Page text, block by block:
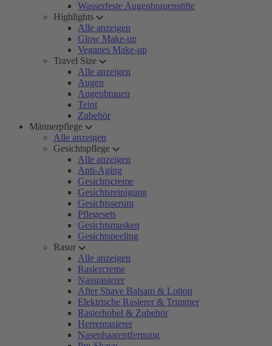
Wasserfeste Augenbrauenstifte
Highlights
Alle anzeigen
Glow Make-up
Veganes Make-up
Travel Size
Alle anzeigen
Augen
Augenbrauen
Teint
Zubehör
Männerpflege
Alle anzeigen
Gesichtspflege
Alle anzeigen
Anti-Aging
Gesichtscreme
Gesichtsreinigung
Gesichtsserum
Pflegesets
Gesichtsmasken
Gesichtspeeling
Rasur
Alle anzeigen
Rasiercreme
Nassrasierer
After Shave Balsam & Lotion
Elektrische Rasierer & Trimmer
Rasierhobel & Zubehör
Herrenrasierer
Nasenhaarentfernung